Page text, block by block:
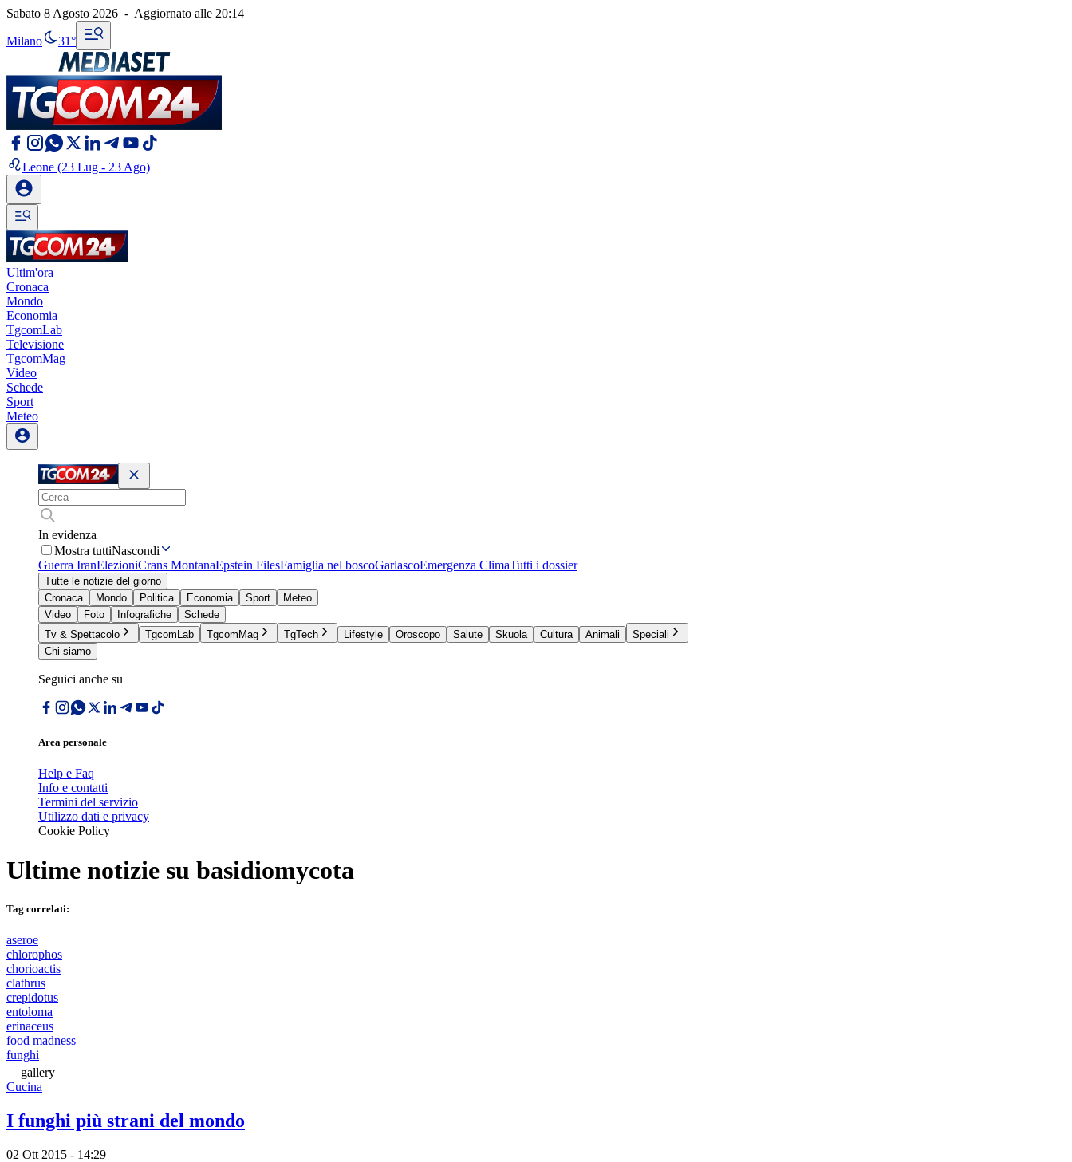
Sabato 8 Agosto 2026 - Aggiornato alle 20:14
Milano 31°
Leone (23 Lug - 23 Ago)
Ultim'ora
Cronaca
Mondo
Economia
TgcomLab
Televisione
TgcomMag
Video
Schede
Sport
Meteo
In evidenza
Mostra tuttiNascondi
Guerra IranElezioniCrans MontanaEpstein FilesFamiglia nel boscoGarlascoEmergenza ClimaTutti i dossier
Tutte le notizie del giorno
Cronaca
Mondo Politica Economia Sport
Meteo
Video
Foto Infografiche
Schede
Tv & Spettacolo
TgcomLab TgcomMag TgTech Lifestyle Oroscopo Salute Skuola Cultura Animali
Speciali
Chi siamo
Seguici anche su
Area personale
Help e Faq
Info e contatti
Termini del servizio
Utilizzo dati e privacy
Cookie Policy
Ultime notizie su basidiomycota
Tag correlati:
aseroe
chlorophos
chorioactis
clathrus
crepidotus
entoloma
erinaceus
food madness
funghi
gallery
Cucina
I funghi più strani del mondo
02 Ott 2015 - 14:29